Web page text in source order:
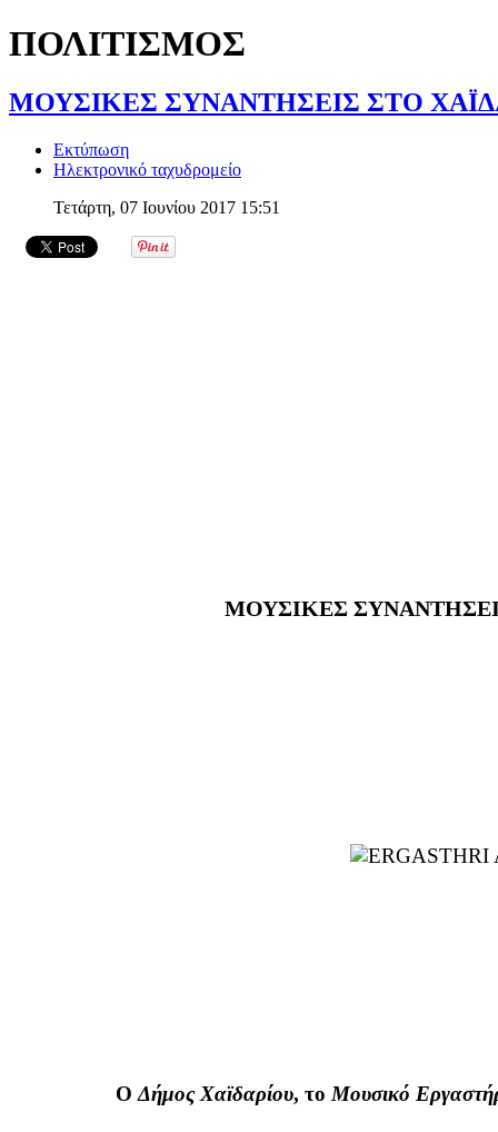
ΠΟΛΙΤΙΣΜΟΣ
ΜΟΥΣΙΚΕΣ ΣΥΝΑΝΤΗΣΕΙΣ ΣΤΟ
Εκτύπωση
Ηλεκτρονικό ταχυδρομείο
Τετάρτη, 07 Ιουνίου 2017 15:51
ΜΟΥΣΙΚΕΣ
ΟΔήμος Χαϊδαρίου, το Μουσικό